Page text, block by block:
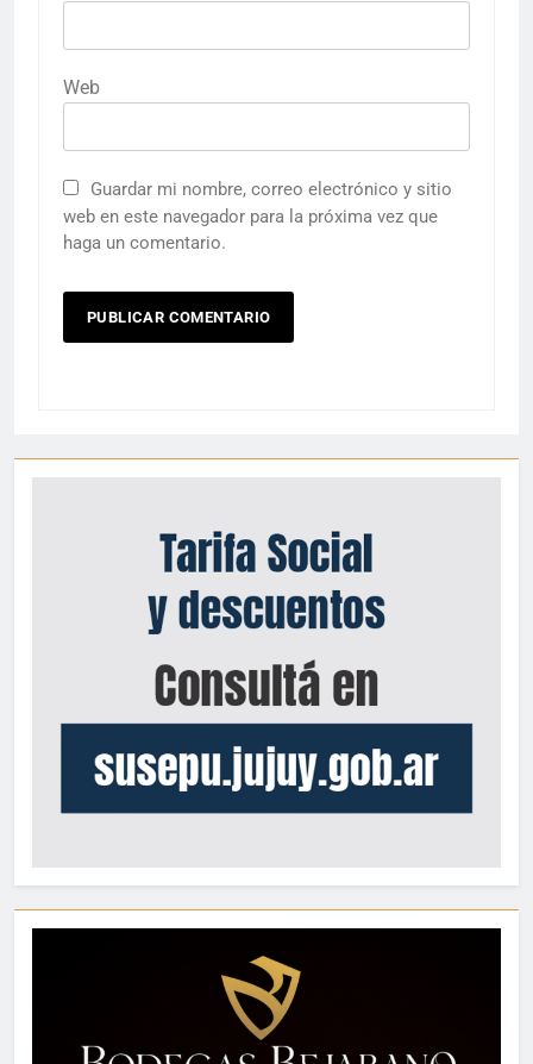
Web
Guardar mi nombre, correo electrónico y sitio
web en este navegador para la próxima vez que
haga un comentario.